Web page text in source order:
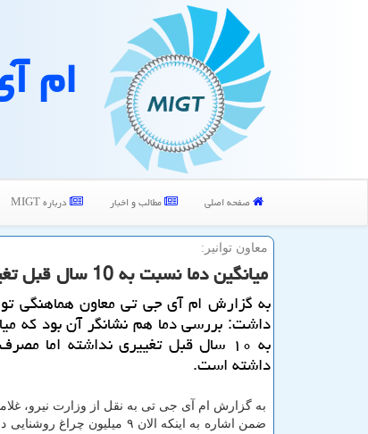
ام
صفحه اصلی مطالب و اخبار درباره MIGT
معاون توانیر:
میانگین دما نسبت به 10 سال قبل تغییری نكرده است
به گزارش ام آی جی تی معاون هماهنگی
داشت: بررسی دما هم نشانگر آن بود که
به ۱۰ سال قبل تغییری نداشته اما
داشته است.
به گزارش ام آی جی تی به نقل از وزارت نیرو،
ضمن اشاره به اینکه الان ۹ میلیون